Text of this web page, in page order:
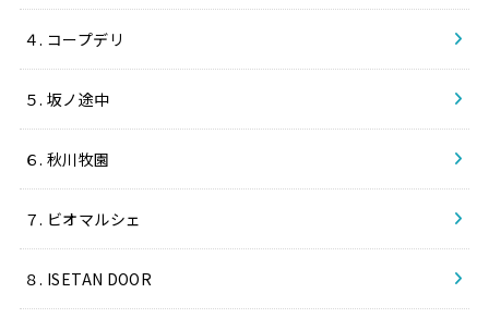
４. コープデリ
５. 坂ノ途中
６. 秋川牧園
７. ビオマルシェ
８. ISETAN DOOR